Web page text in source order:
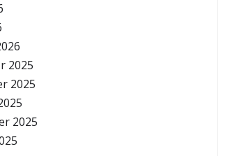
2025
2025
2025